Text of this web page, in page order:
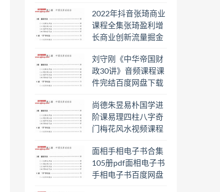
日罗盘教程百度云网
盘会员
2022年抖音张琦商业
课程全集张琦盈利增
长商业创新流量掘金
盘下载学习
刘守刚《中华帝国财
政30讲》音频课程课
件完结百度网盘下载
尚德朱昱易朴国学进
阶课易理四柱八字奇
门梅花风水视频课程
学习
面相手相电子书合集
105册pdf面相电子书
手相电子书百度网盘